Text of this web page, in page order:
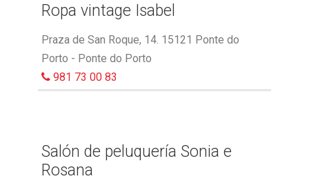
Ropa vintage Isabel
Praza de San Roque, 14. 15121 Ponte do
Porto - Ponte do Porto
981 73 00 83
Salón de peluquería Sonia e
Rosana